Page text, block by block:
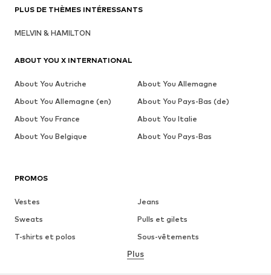
PROMOS
Vestes
Jeans
Sweats
Pulls et gilets
T-shirts et polos
Sous-vêtements
Chemises
Manteaux
Costumes et vestes de
Plus
PLUS DE THÈMES INTÉRESSANTS
MELVIN & HAMILTON
ABOUT YOU X INTERNATIONAL
About You Autriche
About You Allemagne
About You Allemagne (en)
About You Pays-Bas (de)
About You France
About You Italie
About You Belgique
About You Pays-Bas